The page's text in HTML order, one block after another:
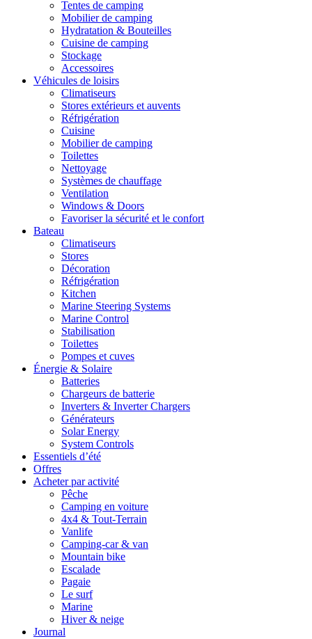
Tentes de camping
Mobilier de camping
Hydratation & Bouteilles
Cuisine de camping
Stockage
Accessoires
Véhicules de loisirs
Climatiseurs
Stores extérieurs et auvents
Réfrigération
Cuisine
Mobilier de camping
Toilettes
Nettoyage
Systèmes de chauffage
Ventilation
Windows & Doors
Favoriser la sécurité et le confort
Bateau
Climatiseurs
Stores
Décoration
Réfrigération
Kitchen
Marine Steering Systems
Marine Control
Stabilisation
Toilettes
Pompes et cuves
Énergie & Solaire
Batteries
Chargeurs de batterie
Inverters & Inverter Chargers
Générateurs
Solar Energy
System Controls
Essentiels d’été
Offres
Acheter par activité
Pêche
Camping en voiture
4x4 & Tout-Terrain
Vanlife
Camping-car & van
Mountain bike
Escalade
Pagaie
Le surf
Marine
Hiver & neige
Journal